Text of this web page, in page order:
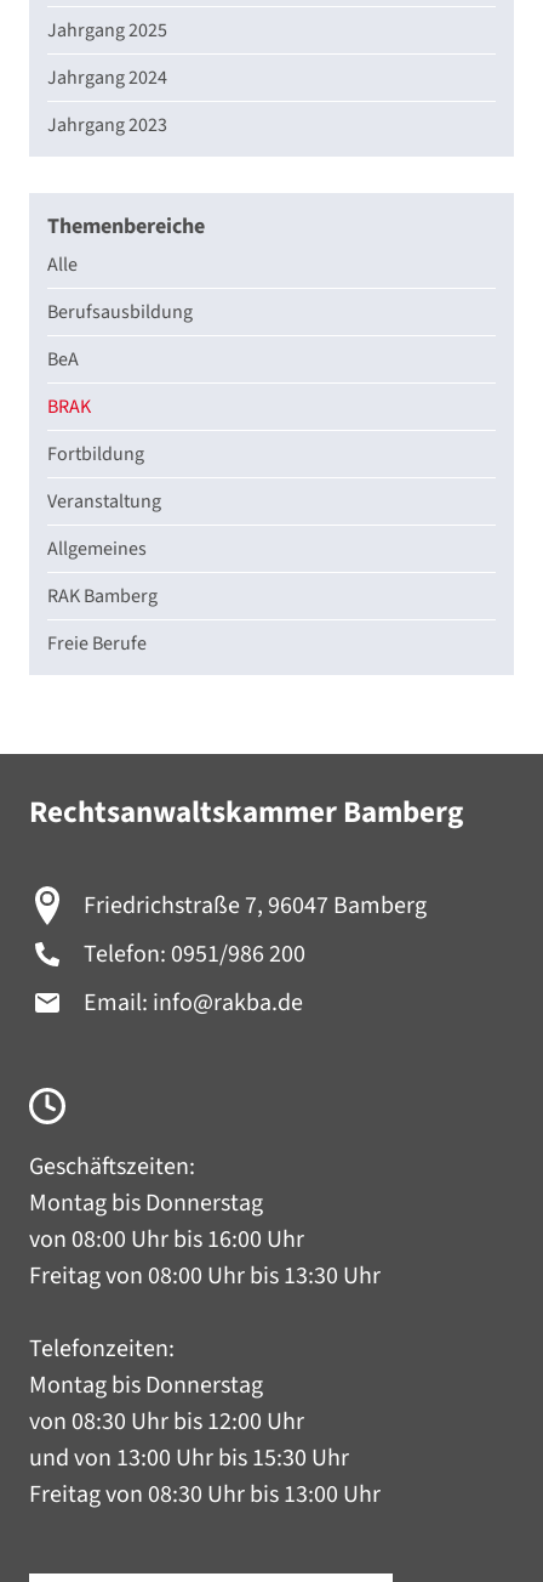
Jahrgang 2025
Jahrgang 2024
Jahrgang 2023
Themenbereiche
Alle
Berufsausbildung
BeA
BRAK
Fortbildung
Veranstaltung
Allgemeines
RAK Bamberg
Freie Berufe
Rechtsanwaltskammer Bamberg
Friedrichstraße 7, 96047 Bamberg
Telefon: 0951/986 200
Email: info@rakba.de
Geschäftszeiten:
Montag bis Donnerstag
von 08:00 Uhr bis 16:00 Uhr
Freitag von 08:00 Uhr bis 13:30 Uhr
Telefonzeiten:
Montag bis Donnerstag
von 08:30 Uhr bis 12:00 Uhr
und von 13:00 Uhr bis 15:30 Uhr
Freitag von 08:30 Uhr bis 13:00 Uhr